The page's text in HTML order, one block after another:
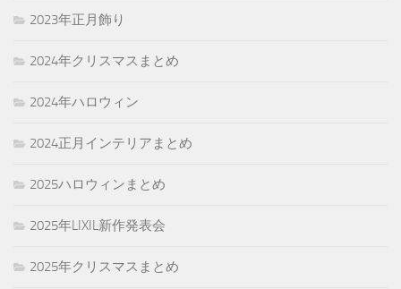
2023年正月飾り
2024年クリスマスまとめ
2024年ハロウィン
2024正月インテリアまとめ
2025ハロウィンまとめ
2025年LIXIL新作発表会
2025年クリスマスまとめ